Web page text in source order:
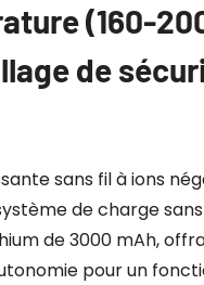
(160-
de
sans fil à ions
de charge
de 3000 mAh,
pour un